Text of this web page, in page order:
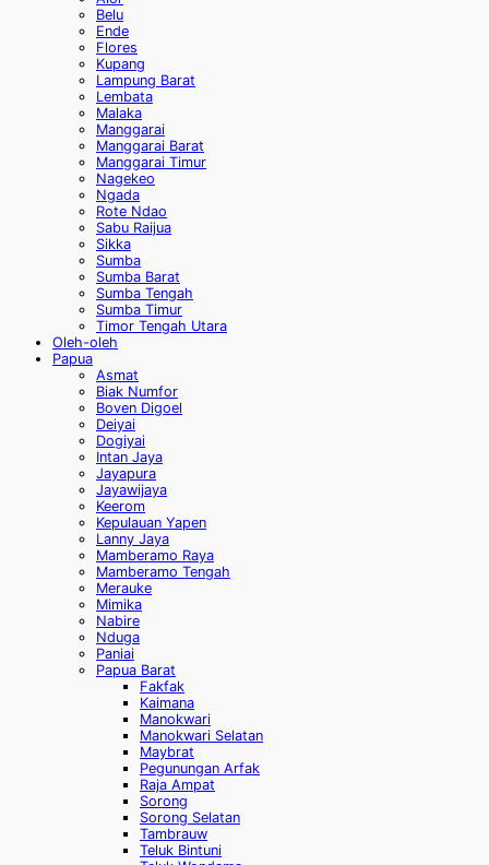
Belu
Ende
Flores
Kupang
Lampung Barat
Lembata
Malaka
Manggarai
Manggarai Barat
Manggarai Timur
Nagekeo
Ngada
Rote Ndao
Sabu Raijua
Sikka
Sumba
Sumba Barat
Sumba Tengah
Sumba Timur
Timor Tengah Utara
Oleh-oleh
Papua
Asmat
Biak Numfor
Boven Digoel
Deiyai
Dogiyai
Intan Jaya
Jayapura
Jayawijaya
Keerom
Kepulauan Yapen
Lanny Jaya
Mamberamo Raya
Mamberamo Tengah
Merauke
Mimika
Nabire
Nduga
Paniai
Papua Barat
Fakfak
Kaimana
Manokwari
Manokwari Selatan
Maybrat
Pegunungan Arfak
Raja Ampat
Sorong
Sorong Selatan
Tambrauw
Teluk Bintuni